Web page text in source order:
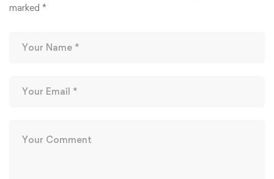
marked *